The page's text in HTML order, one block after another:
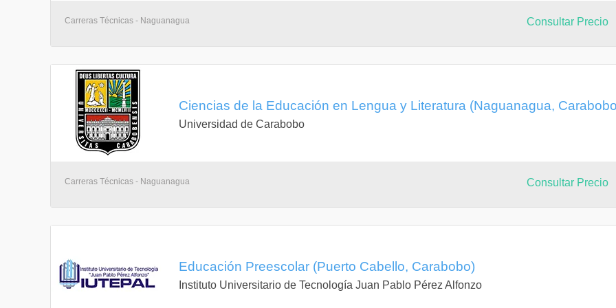
Carreras Técnicas - Naguanagua Consultar Precio
Ciencias de la Educación en Lengua y Literatura (Naguanagua,
Universidad de Carabobo
Carreras Técnicas - Naguanagua Consultar Precio
Educación Preescolar (Puerto Cabello, Carabobo)
Instituto Universitario de Tecnología Juan Pablo Pérez Alfonzo